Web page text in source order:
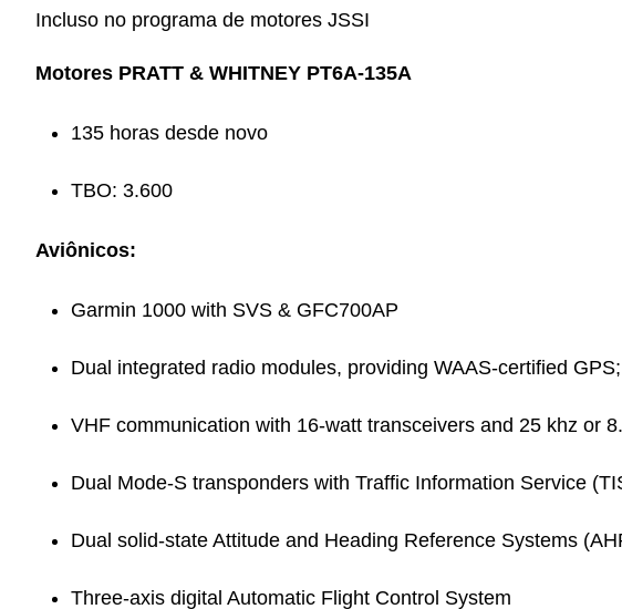
Incluso no programa de motores JSSI
Motores PRATT & WHITNEY PT6A-135A
135 horas desde novo
TBO: 3.600
Aviônicos:
Garmin 1000 with SVS & GFC700AP
Dual integrated radio modules, providing WAAS-certified
VHF communication with 16-watt transceivers and 25 khz or
Dual Mode-S transponders with Traffic Information Service
Dual solid-state Attitude and Heading Reference Systems
Three-axis digital Automatic Flight Control System